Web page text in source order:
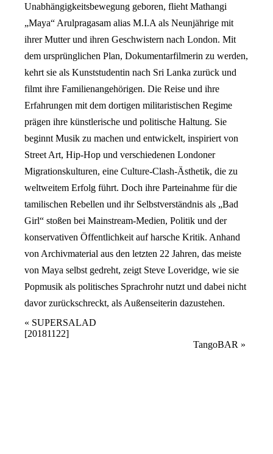
Unabhängigkeitsbewegung geboren, flieht Mathangi
„Maya“ Arulpragasam alias M.I.A als Neunjährige mit
ihrer Mutter und ihren Geschwistern nach London. Mit
dem ursprünglichen Plan, Dokumentarfilmerin zu werden,
kehrt sie als Kunststudentin nach Sri Lanka zurück und
filmt ihre Familienangehörigen. Die Reise und ihre
Erfahrungen mit dem dortigen militaristischen Regime
prägen ihre künstlerische und politische Haltung. Sie
beginnt Musik zu machen und entwickelt, inspiriert von
Street Art, Hip-Hop und verschiedenen Londoner
Migrationskulturen, eine Culture-Clash-Ästhetik, die zu
weltweitem Erfolg führt. Doch ihre Parteinahme für die
tamilischen Rebellen und ihr Selbstverständnis als „Bad
Girl“ stoßen bei Mainstream-Medien, Politik und der
konservativen Öffentlichkeit auf harsche Kritik. Anhand
von Archivmaterial aus den letzten 22 Jahren, das meiste
von Maya selbst gedreht, zeigt Steve Loveridge, wie sie
Popmusik als politisches Sprachrohr nutzt und dabei nicht
davor zurückschreckt, als Außenseiterin dazustehen.
Veranstaltung
Navigation
« SUPERSALAD
[20181122]
TangoBAR »